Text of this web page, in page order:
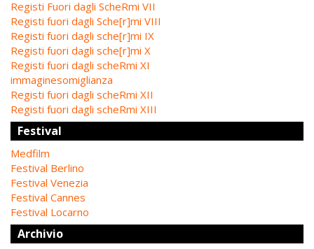
Registi Fuori dagli ScheRmi VII
Registi fuori dagli Sche[r]mi VIII
Registi fuori dagli sche[r]mi IX
Registi fuori dagli sche[r]mi X
Registi fuori dagli scheRmi XI
immaginesomiglianza
Registi fuori dagli scheRmi XII
Registi fuori dagli scheRmi XIII
Festival
Medfilm
Festival Berlino
Festival Venezia
Festival Cannes
Festival Locarno
Archivio